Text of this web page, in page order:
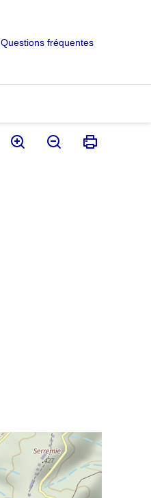
Questions fréquentes